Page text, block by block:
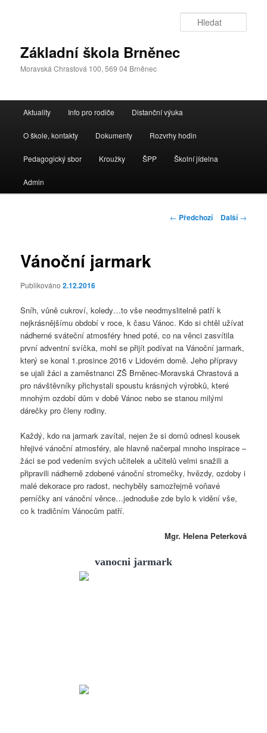
Základní škola Brněnec
Moravská Chrastová 100, 569 04 Brněnec
navigační
Aktuality Info pro rodiče Distanční výuka
O škole, kontakty Dokumenty Rozvrhy hodin
Pedagogický sbor Kroužky ŠPP Školní jídelna
Admin
Navigace
← Předchozí Další→
Vánoční jarmark
Publikováno2.12.2016
Sníh, vůně cukroví, koledy…to vše neodmyslitelně patří k
nejkrásnějšímu období v roce, k času Vánoc. Kdo si chtěl užívat
nádherné sváteční atmosféry hned poté, co na věnci zasvítila
první adventní svíčka, mohl se přijít podívat na Vánoční jarmark,
který se konal 1.prosince 2016 v Lidovém domě. Jeho přípravy
se ujali žáci a zaměstnanci ZŠ Brněnec-Moravská Chrastová a
pro návštěvníky přichystali spoustu krásných výrobků, které
mnohým ozdobí dům v době Vánoc nebo se stanou milými
dárečky pro členy rodiny.
Každý, kdo na jarmark zavítal, nejen že si domů odnesl kousek
hřejivé vánoční atmosféry, ale hlavně načerpal mnoho inspirace –
žáci se pod vedením svých učitelek a učitelů velmi snažili a
připravili nádherně zdobené vánoční stromečky, hvězdy, ozdoby i
malé dekorace pro radost, nechyběly samozřejmě voňavé
perníčky ani vánoční věnce…jednoduše zde bylo k vidění vše,
co k tradičním Vánocům patří.
Mgr. Helena Peterková
vanocni jarmark